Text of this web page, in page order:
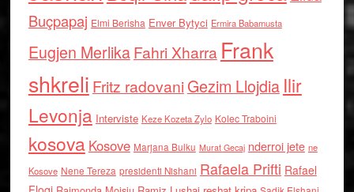
Buçpapaj Elmi Berisha Enver Bytyci Ermira Babamusta
Eugjen MerlikaFahri Xharra Frank
shkreli Fritz radovaniGezim Llojdia Ilir
Levonja Interviste Keze Kozeta Zylo Kolec Traboini
kosova Kosove Marjana Bulku Murat Gecaj nderroi jete ne
Kosove Nene Tereza presidenti Nishani Rafaela Prifti Rafael